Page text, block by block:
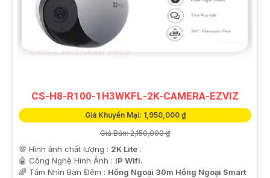
CS-H8-R100-1H3WKFL-2K-CAMERA-EZVIZ
Giá Khuyến Mại: 1,950,000 ₫
Giá Bán: 2,150,000 ₫
💯 Hình ảnh chất lượng : 2K Lite .
🤖️ Công Nghệ Hình Ảnh : IP Wifi.
🌈 Tầm Nhìn Ban Đêm : Hồng Ngoại 30m Hồng Ngoại Smart